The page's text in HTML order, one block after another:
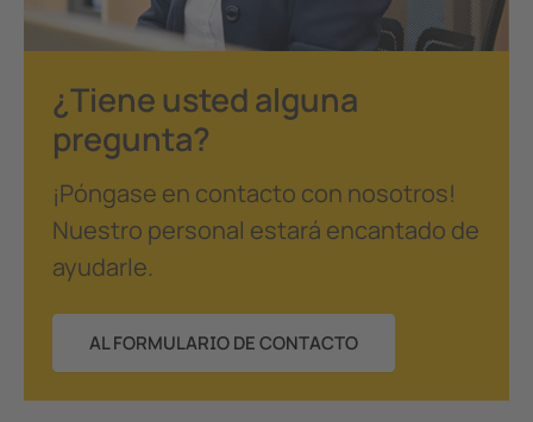
¿Tiene usted alguna
pregunta?
¡Póngase en contacto con nosotros!
Nuestro personal estará encantado de
ayudarle.
AL FORMULARIO DE CONTACTO